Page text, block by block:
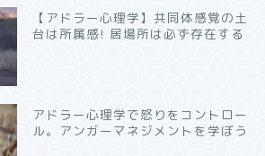
【アドラー心理学】共同体感覚の土
台は所属感! 居場所は必ず存在する
アドラー心理学で怒りをコントロー
ル。アンガーマネジメントを学ぼう